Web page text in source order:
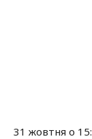
31 жовтня о